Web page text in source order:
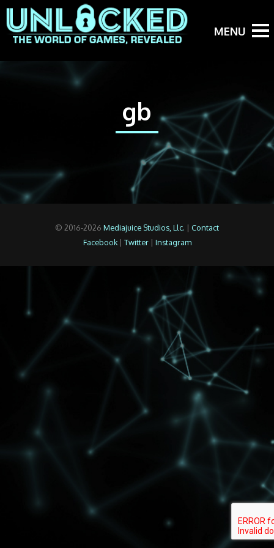
gb
© 2016-2026 Mediajuice Studios, Llc. | Contact
Facebook| Twitter| Instagram